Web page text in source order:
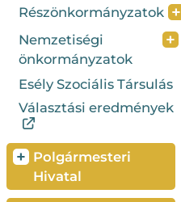
Részönkormányzatok +
Nemzetiségi
önkormányzatok
+
Esély Szociális Társulás
Választási eredmények
+ Polgármesteri
Hivatal